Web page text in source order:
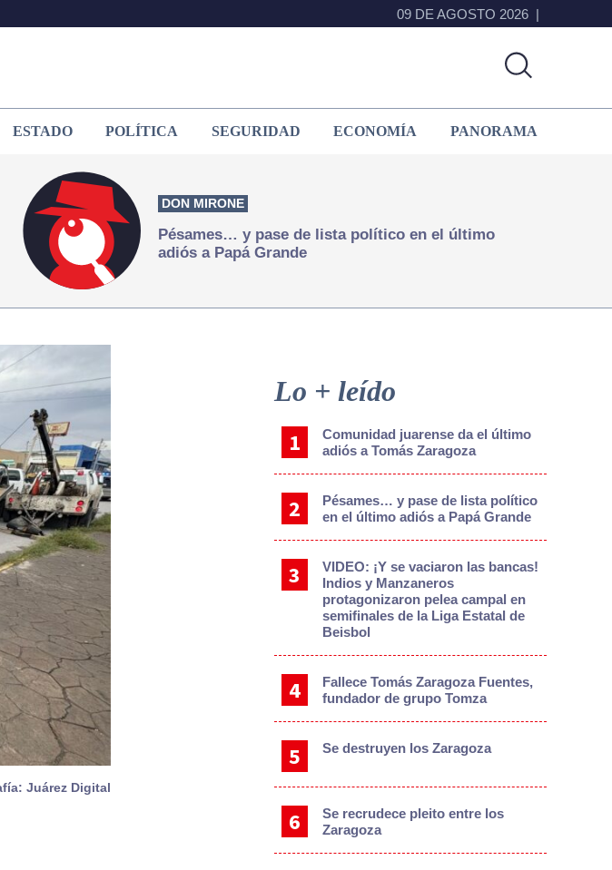
09 DE AGOSTO 2026
ESTADO POLÍTICA SEGURIDAD ECONOMÍA PANORAMA
DON MIRONE
Pésames… y pase de lista político en el último
adiós a Papá Grande
Juárez Digital
Sidebar
Lo + leído
Comunidad juarense da el último
adiós a Tomás Zaragoza
Pésames… y pase de lista político
en el último adiós a Papá Grande
VIDEO: ¡Y se vaciaron las bancas!
Indios y Manzaneros
protagonizaron pelea campal en
semifinales de la Liga Estatal de
Beisbol
Fallece Tomás Zaragoza Fuentes,
fundador de grupo Tomza
Se destruyen los Zaragoza
Se recrudece pleito entre los
Zaragoza